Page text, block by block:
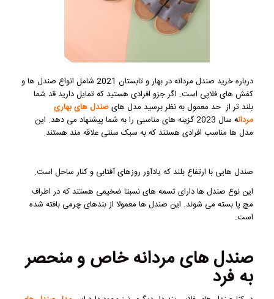
درباره خرید صندل مردانه در بهار و تابستان 2021 شامل انواع صندل ها و
کفش های فلاپی است. اگر جزو افرادی هستید که تمایل دارید قد شما
بلند تر از حد معمول به نظر برسید مدل هایصندل های بهاری
مردانه
سال 2023 گزینه های مناسبی را به شما پیشنهاد می دهد. این
مدل ها مناسب افرادی هستند که به سبک سنتی علاقه مند هستند.
صندل هایی با ارتفاع بلند که یادآور روزهای آفتابی و کنار ساحل است.
این نوع صندل ها دارای تسمه های نسبتا ضخیمی هستند که در اطراف
مچ پا بسته می شوند. این صندل ها معمولا از بندهای چرمی بافته شده
است.
صندل های مردانه خاص و منحصر
به فرد